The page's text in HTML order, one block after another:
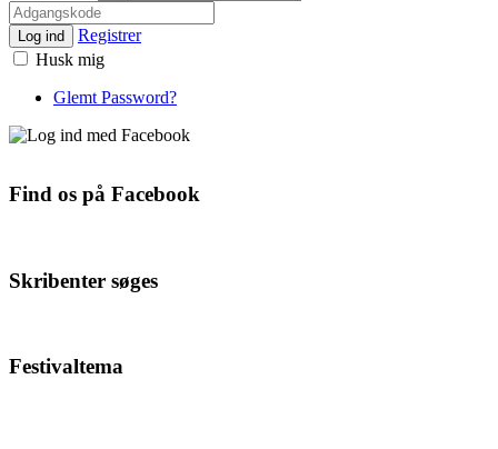
Log ind
Registrer
Husk mig
Glemt Password?
Find os på Facebook
Skribenter søges
Festivaltema